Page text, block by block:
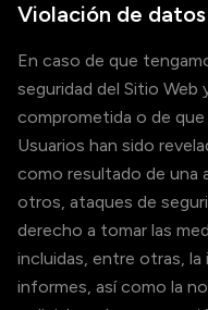
Violación de datos
En caso de que
seguridad del Sitio Web
comprometida o de
Usuarios han sido
como resultado de una
otros, ataques de
derecho a tomar las
incluidas, entre otras,
informes, así como la